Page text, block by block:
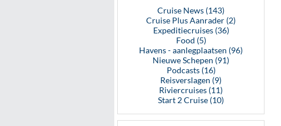
Cruise News (143)
Cruise Plus Aanrader (2)
Expeditiecruises (36)
Food (5)
Havens - aanlegplaatsen (96)
Nieuwe Schepen (91)
Podcasts (16)
Reisverslagen (9)
Riviercruises (11)
Start 2 Cruise (10)